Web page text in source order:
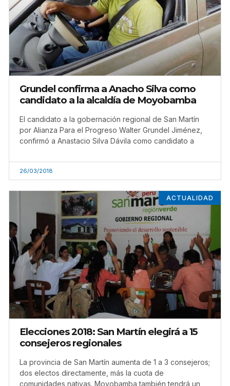
Grundel confirma a Anacho Silva como
candidato a la alcaldía de Moyobamba
El candidato a la gobernación regional de San Martín
por Alianza Para el Progreso Walter Grundel Jiménez,
confirmó a Anastacio Silva Dávila como candidato a
26/03/2018
ACTUALIDAD
Elecciones 2018: San Martín elegirá a 15
consejeros regionales
La provincia de San Martín aumenta de 1 a 3 consejeros;
dos electos directamente, más la cuota de
comunidades nativas. Moyobamba también tendrá un